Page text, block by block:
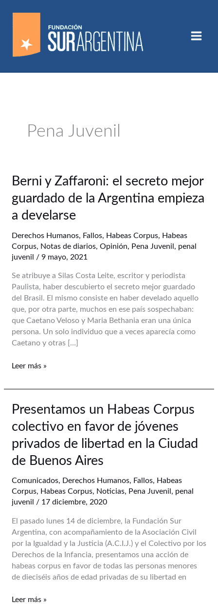
contenido
Pena Juvenil
Berni y Zaffaroni: el secreto mejor
guardado de la Argentina empieza
a develarse
Derechos Humanos, Fallos, Habeas Corpus, Habeas
Corpus, Notas de diarios, Opinión, Pena Juvenil , penal
juvenil
/ 9 mayo, 2021
Se atribuye a Silas Costa Leite, escritor y periodista
Paulista, haber descubierto el secreto mejor guardado
del Brasil. El mismo consiste en haber develado aquello
que, por otra parte, muchos en ese país sospechaban:
que Caetano Veloso y Maria Bethania eran una única
persona. Un solo individuo que a veces aparecía como
Caetano y otras […]
Berni
Zaffaroni:
el
mejor
guardado
de
Argentina
empieza
a
develarse
Leer más »
Presentamos un Habeas Corpus
colectivo en favor de jóvenes
privados de libertad en la Ciudad
de Buenos Aires
Comunicados, Derechos Humanos, Fallos, Habeas
Corpus, Habeas Corpus, Noticias, Pena Juvenil , penal
juvenil
/ 17 diciembre, 2020
El pasado lunes 14 de diciembre, la Fundación Sur
Argentina, con acompañamiento de la Asociación Civil
por la Igualdad y la Justicia (A.C.I.J.) y el Colectivo por los
Derechos de la Infancia, presentamos una acción de
habeas corpus en favor de todas las personas menores
de dieciséis años de edad privadas de su libertad en
Presentamos
Habeas
Corpus
colectivo
en
de
jóvenes
privados
de
libertad
en
la
Ciudad
de
Aires
Leer más »